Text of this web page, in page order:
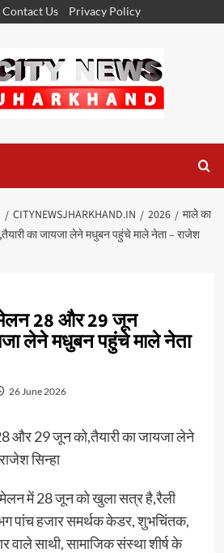
Contact Us Privacy Policy
CITYNEWSJHARKHAND.IN 2026
माले का
का जायजा लेने मधुबन पहुंचे माले नेता – राजेश
28 और 29 जून
लेने मधुबन पहुंचे माले नेता
26 June 2026
और 29 जून को,तैयारी का जायजा लेने
सिन्हा
में 28 जून को खुला सत्र है,रैली
पांच हजार समर्थक केडर, शुभचिंतक,
वाले साथी, सामाजिक संस्था शीर्ष के